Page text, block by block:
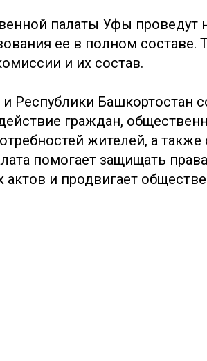
палаты Уфы проведут
ее в полном составе.
и их состав.
Республики Башкортостан
граждан,
жителей, а
помогает защищать
актов и продвигает